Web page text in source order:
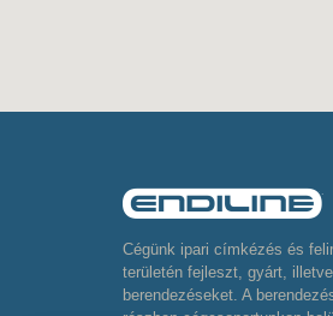
Cégünk ipari címkézés és
területén fejleszt, gyárt,
berendezéseket. A